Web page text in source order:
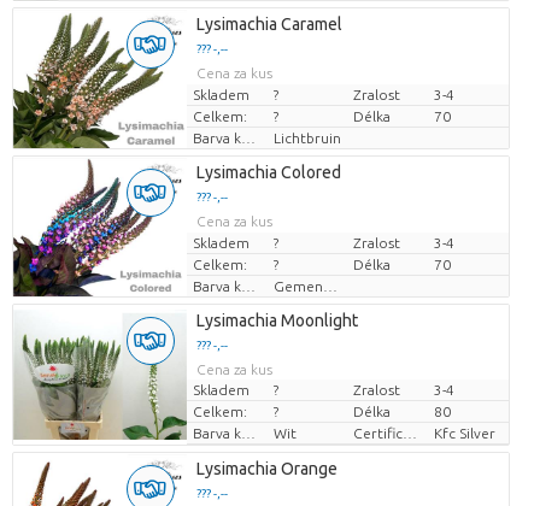
Lysimachia Caramel
??? -,--
Cena za kus
Skladem
? Zralost
3-4
Celkem:
? Délka
70
Barva květu
Lichtbruin
Lysimachia Colored
??? -,--
Cena za kus
Skladem
? Zralost
3-4
Celkem:
? Délka
70
Barva květu
Lysimachia Moonlight
??? -,--
Cena za kus
Skladem
? Zralost
3-4
Celkem:
? Délka
80
Barva květu
Wit Kfc Silver
Lysimachia Orange
??? -,--